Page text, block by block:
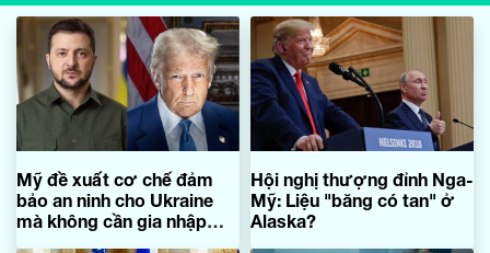
Mỹ đề xuất cơ chế đảm
bảo an ninh cho Ukraine
mà không cần gia nhập
Hội nghị thượng đỉnh Nga-
Mỹ: Liệu "băng có tan" ở
Alaska?